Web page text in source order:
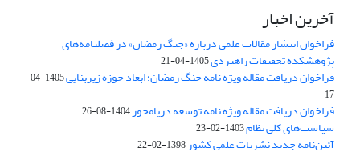
آخرین اخبار
فراخوان انتشار مقالات علمی درباره «جنگ رمضان» در فصلنامه‌های
پژوهشکده تحقیقات راهبردی1405-04-21
فراخوان دریافت مقاله ویژه نامه جنگ رمضان؛ ابعاد حوزه زیربنایی
1405-04-
17
فراخوان دریافت مقاله ویژه نامه توسعه دریامحور1404-08-26
سیاست‌های کلی نظام1403-02-23
آئین‌نامه جدید نشریات علمی کشور1398-02-22